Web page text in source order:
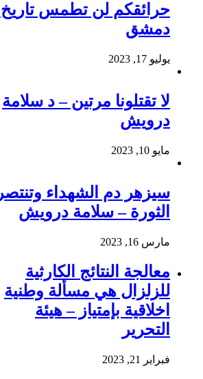
حرائقكم لن تطمس تاريخ
دمشق
يوليو 17, 2023
لا تقتلونا مرتين – د سلامة
درويش
مايو 10, 2023
سيزهر دم الشهداء وتنتصر
الثورة – سلامة درويش
مارس 16, 2023
معالجة النتائج الكارثية
للزلزال هي مسألة وطنية
اخلاقية بإمتياز – هيئة
التحرير
فبراير 21, 2023